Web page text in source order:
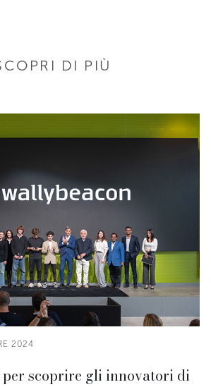
DI PIÙ
2024
per scoprire gli innovatori di